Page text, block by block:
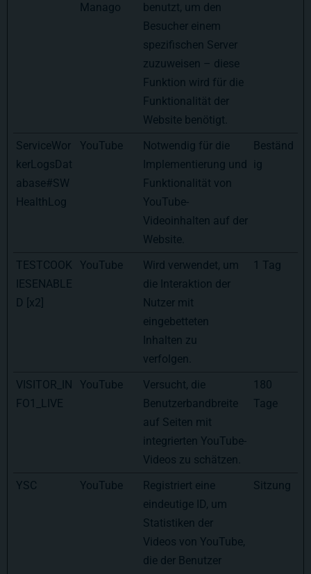
Manago
benutzt, um den
Besucher einem
spezifischen Server
zuzuweisen – diese
Funktion wird für die
Funktionalität der
Website benötigt.
ServiceWor
kerLogsDat
abase#SW
HealthLog
YouTube
Notwendig für die
Implementierung und
Funktionalität von
YouTube-
Videoinhalten auf der
Website.
Beständ
ig
TESTCOOK
IESENABLE
D [x2]
YouTube
Wird verwendet, um
die Interaktion der
Nutzer mit
eingebetteten
Inhalten zu
verfolgen.
1 Tag
VISITOR_IN
FO1_LIVE
YouTube
Versucht, die
Benutzerbandbreite
auf Seiten mit
integrierten YouTube-
Videos zu schätzen.
180
Tage
YSC YouTube
Registriert eine
eindeutige ID, um
Statistiken der
Videos von YouTube,
die der Benutzer
Sitzung